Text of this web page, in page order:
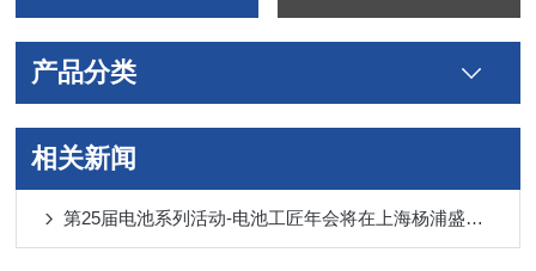
产品分类
相关新闻
第25届电池系列活动-电池工匠年会将在上海杨浦盛大召开